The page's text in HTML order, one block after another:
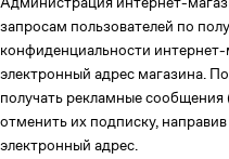
запросам пользователей по
конфиденциальности
электронный адрес магазина.
получать рекламные
отменить их подписку,
электронный адрес.